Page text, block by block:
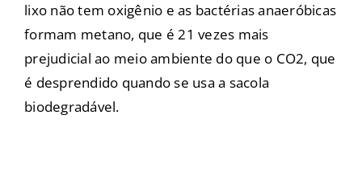
lixo não tem oxigênio e as bactérias anaeróbicas
formam metano, que é 21 vezes mais
prejudicial ao meio ambiente do que o CO2, que
é desprendido quando se usa a sacola
biodegradável.